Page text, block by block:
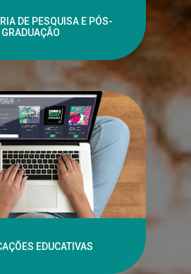
DE PESQUISA E PÓS-
GRADUAÇÃO
EDUCATIVAS